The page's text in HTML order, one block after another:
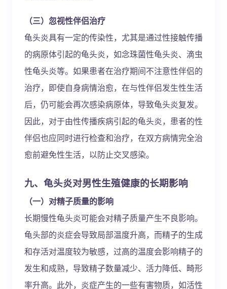
（三）忽视性伴侣治疗
龟头炎具有一定的传染性，尤其是通过性接触传播
的病原体引起的龟头炎，如念珠菌性龟头炎、滴虫
性龟头炎等。如果患者在治疗期间不注意性伴侣的
治疗，即使自身病情治愈，在与性伴侣发生性生活
后，仍可能会再次感染病原体，导致龟头炎复发。
因此，对于由性传播疾病引起的龟头炎，患者的性
伴侣也应同时进行检查和治疗，在双方病情完全治
愈前避免性生活，以防止交叉感染。
九、龟头炎对男性生殖健康的长期影响
（一）对精子质量的影响
长期慢性龟头炎可能会对精子质量产生不良影响。
龟头部的炎症会导致局部温度升高，而精子的生成
和存活对温度较为敏感，过高的温度会影响精子的
发生和成熟，导致精子数量减少、活力降低、畸形
率升高。此外，炎症产生的一些有害物质，如活性